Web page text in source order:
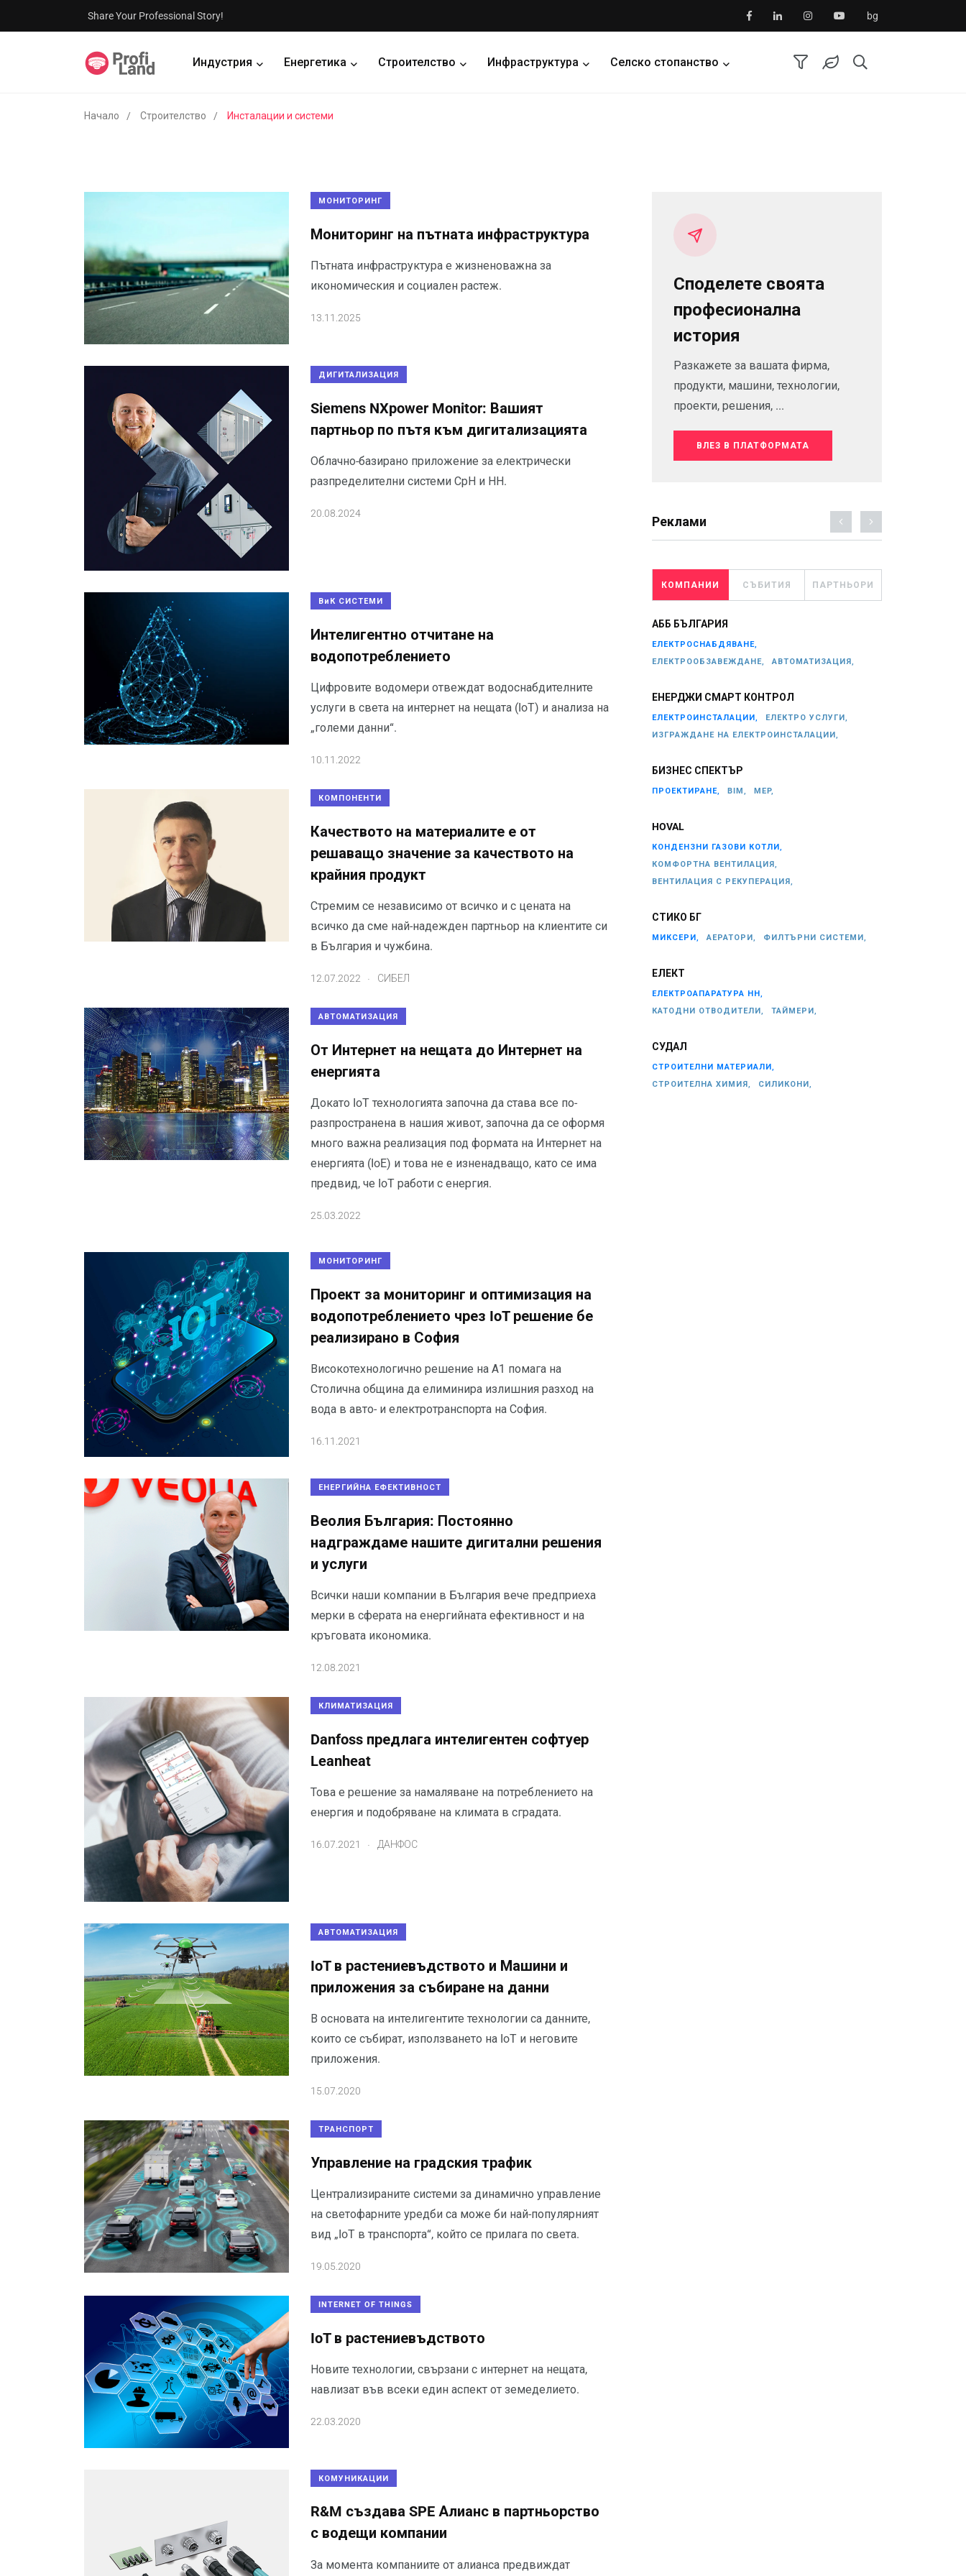
Share Your Professional Story! bg
Индустрия Енергетика Строителство Инфраструктура Селско стопанство
Начало Строителство Инсталации и системи
МОНИТОРИНГ
Мониторинг на пътната инфраструктура
Пътната инфраструктура е жизненоважна за
икономическия и социален растеж.
13.11.2025
ДИГИТАЛИЗАЦИЯ
Siemens NXpower Monitor: Вашият
партньор по пътя към дигитализацията
Облачно-базирано приложение за електрически
разпределителни системи СрН и НН.
20.08.2024
ВиК СИСТЕМИ
Интелигентно отчитане на
водопотреблението
Цифровите водомери отвеждат водоснабдителните
услуги в света на интернет на нещата (IoT) и анализа на
„големи данни“.
10.11.2022
КОМПОНЕНТИ
Качеството на материалите е от
решаващо значение за качеството на
крайния продукт
Стремим се независимо от всичко и с цената на
всичко да сме най-надежден партньор на клиентите си
в България и чужбина.
12.07.2022 СИБЕЛ
АВТОМАТИЗАЦИЯ
От Интернет на нещата до Интернет на
енергията
Докато IoT технологията започна да става все по-
разпространена в нашия живот, започна да се оформя
много важна реализация под формата на Интернет на
енергията (IoE) и това не е изненадващо, като се има
предвид, че IoT работи с енергия.
25.03.2022
МОНИТОРИНГ
Проект за мониторинг и оптимизация на
водопотреблението чрез IoT решение бе
реализирано в София
Високотехнологично решение на А1 помага на
Столична община да елиминира излишния разход на
вода в авто- и електротранспорта на София.
16.11.2021
ЕНЕРГИЙНА ЕФЕКТИВНОСТ
Веолия България: Постоянно
надграждаме нашите дигитални решения
и услуги
Всички наши компании в България вече предприеха
мерки в сферата на енергийната ефективност и на
кръговата икономика.
12.08.2021
КЛИМАТИЗАЦИЯ
Danfoss предлага интелигентен софтуер
Leanheat
Това е решение за намаляване на потреблението на
енергия и подобряване на климата в сградата.
16.07.2021 ДАНФОС
АВТОМАТИЗАЦИЯ
IoT в растениевъдството и Машини и
приложения за събиране на данни
В основата на интелигентите технологии са данните,
които се събират, използването на IoT и неговите
приложения.
15.07.2020
ТРАНСПОРТ
Управление на градския трафик
Централизираните системи за динамично управление
на светофарните уредби са може би най-популярният
вид „IoT в транспорта“, който се прилага по света.
19.05.2020
INTERNET OF THINGS
IoT в растениевъдството
Новите технологии, свързани с интернет на нещата,
навлизат във всеки един аспект от земеделието.
22.03.2020
КОМУНИКАЦИИ
R&M създава SPE Алианс в партньорство
с водещи компании
За момента компаниите от алианса предвиждат
Споделете своята
професионална
история
Разкажете за вашата фирма,
продукти, машини, технологии,
проекти, решения, ...
ВЛЕЗ В ПЛАТФОРМАТА
Реклами
КОМПАНИИ СЪБИТИЯ ПАРТНЬОРИ
АББ БЪЛГАРИЯ
ЕЛЕКТРОСНАБДЯВАНЕ,
ЕЛЕКТРООБЗАВЕЖДАНЕ,
АВТОМАТИЗАЦИЯ,
ЕНЕРДЖИ СМАРТ КОНТРОЛ
ЕЛЕКТРОИНСТАЛАЦИИ,
ЕЛЕКТРО УСЛУГИ,
ИЗГРАЖДАНЕ НА ЕЛЕКТРОИНСТАЛАЦИИ,
БИЗНЕС СПЕКТЪР
ПРОЕКТИРАНЕ, BIM, MEP,
HOVAL
КОНДЕНЗНИ ГАЗОВИ КОТЛИ,
КОМФОРТНА ВЕНТИЛАЦИЯ,
ВЕНТИЛАЦИЯ С РЕКУПЕРАЦИЯ,
СТИКО БГ
МИКСЕРИ, АЕРАТОРИ, ФИЛТЪРНИ СИСТЕМИ,
ЕЛЕКТ
ЕЛЕКТРОАПАРАТУРА НН,
КАТОДНИ ОТВОДИТЕЛИ,
ТАЙМЕРИ,
СУДАЛ
СТРОИТЕЛНИ МАТЕРИАЛИ,
СТРОИТЕЛНА ХИМИЯ,
СИЛИКОНИ,